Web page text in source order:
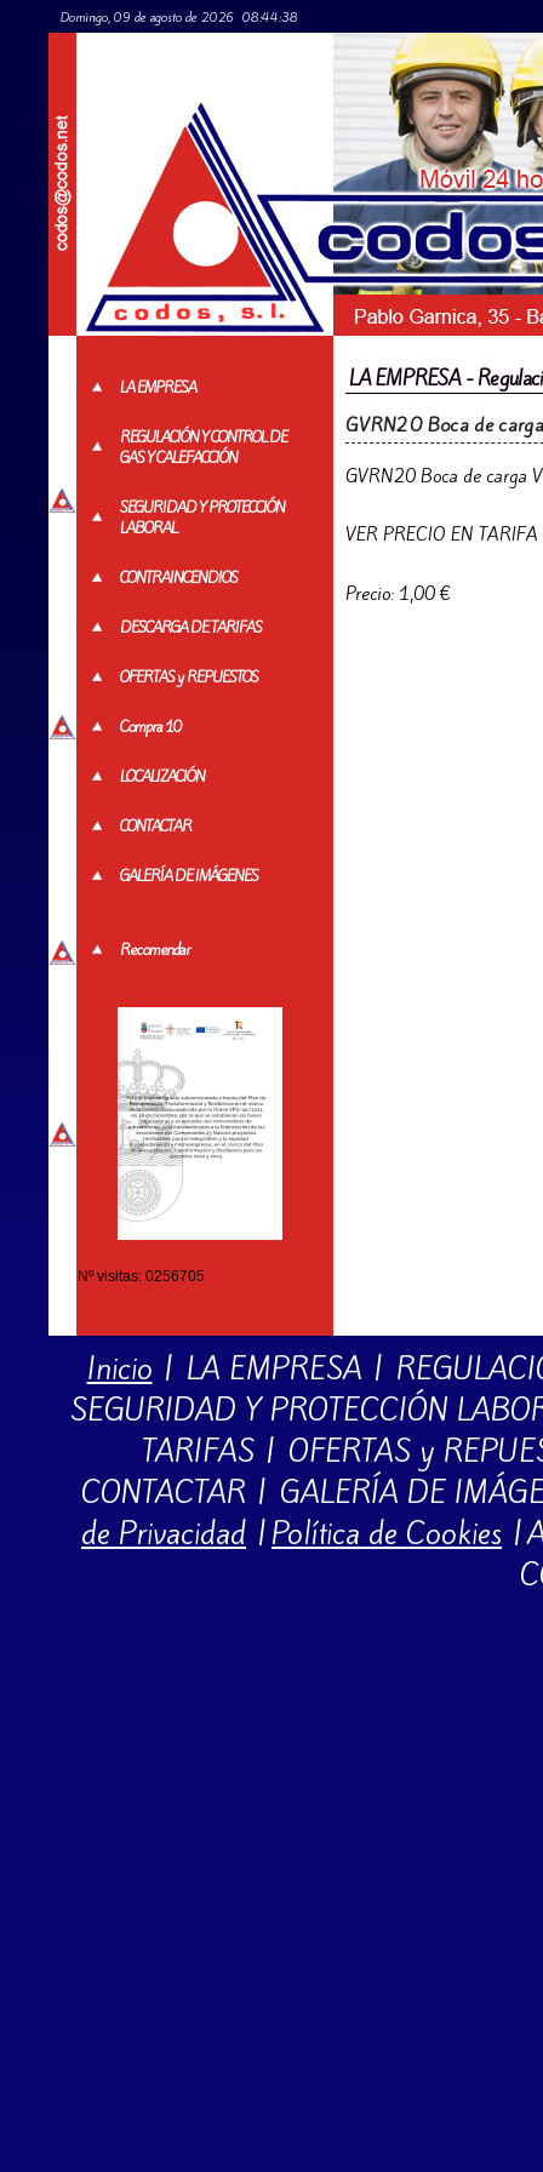
Domingo, 09 de agosto de 2026 08:44:38
LA EMPRESA
REGULACIÓN Y CONTROL DE
GAS Y CALEFACCIÓN
SEGURIDAD Y PROTECCIÓN
LABORAL
CONTRAINCENDIOS
DESCARGA DE TARIFAS
OFERTAS y REPUESTOS
Compra 10
LOCALIZACIÓN
CONTACTAR
GALERÍA DE IMÁGENES
Recomendar
Nº visitas: 0256705
LA EMPRESA -
GVRN20 Boca de
GVRN20 Boca de carga
VER PRECIO EN TARIFA
Precio: 1,00 €
Inicio | LA EMPRESA |
SEGURIDAD Y PROTECCIÓN
TARIFAS| OFERTAS y
CONTACTAR | GALERÍA DE
de Privacidad |Política de Cookies |